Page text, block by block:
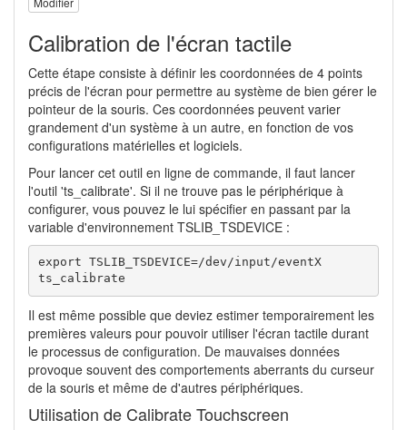
Calibration de l'écran tactile
Cette étape consiste à définir les coordonnées de 4 points
précis de l'écran pour permettre au système de bien gérer le
pointeur de la souris. Ces coordonnées peuvent varier
grandement d'un système à un autre, en fonction de vos
configurations matérielles et logiciels.
Pour lancer cet outil en ligne de commande, il faut lancer
l'outil 'ts_calibrate'. Si il ne trouve pas le périphérique à
configurer, vous pouvez le lui spécifier en passant par la
variable d'environnement TSLIB_TSDEVICE :
export TSLIB_TSDEVICE=/dev/input/eventX
ts_calibrate
Il est même possible que deviez estimer temporairement les
premières valeurs pour pouvoir utiliser l'écran tactile durant
le processus de configuration. De mauvaises données
provoque souvent des comportements aberrants du curseur
de la souris et même de d'autres périphériques.
Utilisation de Calibrate Touchscreen